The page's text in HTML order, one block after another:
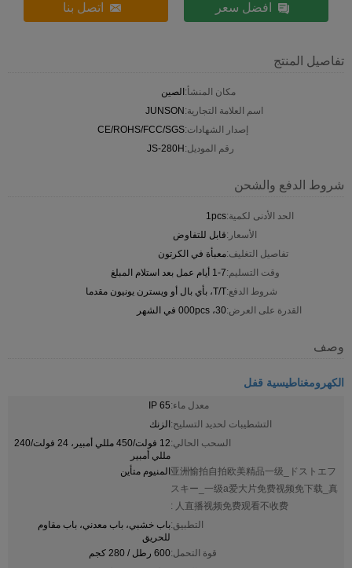
افضل سعر اتصل بنا
تفاصيل المنتج
مكان المنشأ:الصين
اسم العلامة التجارية:JUNSON
إصدار الشهادات:CE/ROHS/FCC/SGS
رقم الموديل:JS-280H
شروط الدفع والشحن
الحد الأدنى لكمية:1pcs
الأسعار:قابل للتفاوض
تفاصيل التغليف:معبأة في الكرتون
وقت التسليم:1-7 أيام عمل بعد استلام المبلغ
شروط الدفع:T/T، بأي بال أو ويسترن يونيون مقدما
القدرة على العرض:30، 000pcs في الشهر
وصف
الكهرومغناطيسية قفل
معدل ماء:IP 65
التشطيبات لحديد التسليح:الزنك
السحب الحالي:
12 فولت/450 مللي أمبير، 24 فولت/240
مللي أمبير
亚洲愉拍自拍欧美精品一级_ドストエフ
スキー_一级a爱大片免费视频免下载_真
人直播视频免费观看不收费 :
المنيوم متأين
التطبيق:باب خشبي، باب معدني، باب مقاوم
للحريق
قوة التحمل:600 رطل / 280 كجم